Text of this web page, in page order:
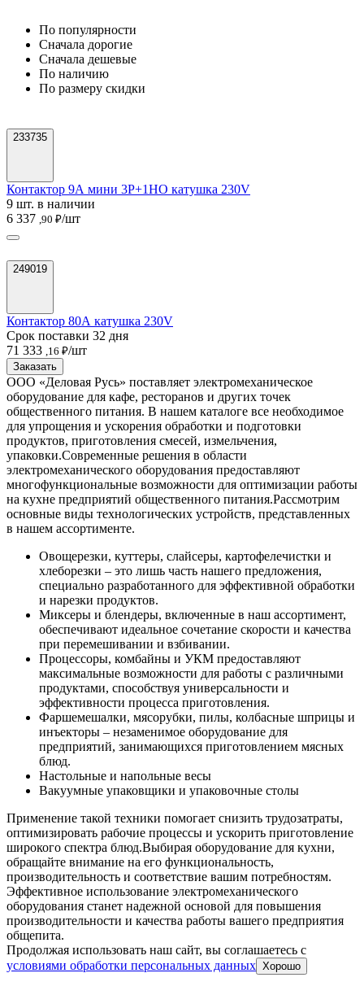
По популярности
Cначала дорогие
Cначала дешевые
По наличию
По размеру скидки
233735
Контактор 9А мини 3P+1НО катушка 230V
9 шт. в наличии
6 337 ,90 ₽/шт
249019
Контактор 80А катушка 230V
Срок поставки 32 дня
71 333 ,16 ₽/шт
Заказать
ООО «Деловая Русь» поставляет электромеханическое
оборудование для кафе, ресторанов и других точек
общественного питания. В нашем каталоге все необходимое
для упрощения и ускорения обработки и подготовки
продуктов, приготовления смесей, измельчения,
упаковки.Современные решения в области
электромеханического оборудования предоставляют
многофункциональные возможности для оптимизации работы
на кухне предприятий общественного питания.Рассмотрим
основные виды технологических устройств, представленных
в нашем ассортименте.
Овощерезки, куттеры, слайсеры, картофелечистки и
хлеборезки – это лишь часть нашего предложения,
специально разработанного для эффективной обработки
и нарезки продуктов.
Миксеры и блендеры, включенные в наш ассортимент,
обеспечивают идеальное сочетание скорости и качества
при перемешивании и взбивании.
Процессоры, комбайны и УКМ предоставляют
максимальные возможности для работы с различными
продуктами, способствуя универсальности и
эффективности процесса приготовления.
Фаршемешалки, мясорубки, пилы, колбасные шприцы и
инъекторы – незаменимое оборудование для
предприятий, занимающихся приготовлением мясных
блюд.
Настольные и напольные весы
Вакуумные упаковщики и упаковочные столы
Применение такой техники помогает снизить трудозатраты,
оптимизировать рабочие процессы и ускорить приготовление
широкого спектра блюд.Выбирая оборудование для кухни,
обращайте внимание на его функциональность,
производительность и соответствие вашим потребностям.
Эффективное использование электромеханического
оборудования станет надежной основой для повышения
производительности и качества работы вашего предприятия
общепита.
Продолжая использовать наш сайт, вы соглашаетесь c
условиями обработки персональных данных Хорошо